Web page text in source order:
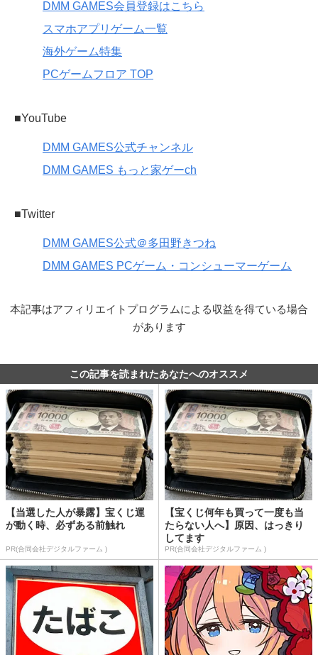
DMM GAMES会員登録はこちら
スマホアプリゲーム一覧
海外ゲーム特集
PCゲームフロア TOP
■YouTube
DMM GAMES公式チャンネル
DMM GAMES もっと家ゲーch
■Twitter
DMM GAMES公式＠多田野きつね
DMM GAMES PCゲーム・コンシューマーゲーム
本記事はアフィリエイトプログラムによる収益を得ている場合
があります
この記事を読まれたあなたへのオススメ
【当選した人が暴露】宝くじ運
が動く時、必ずある前触れ
PR(合同会社デジタルファーム )
【宝くじ何年も買って一度も当
たらない人へ】原因、はっきり
してます
PR(合同会社デジタルファーム )